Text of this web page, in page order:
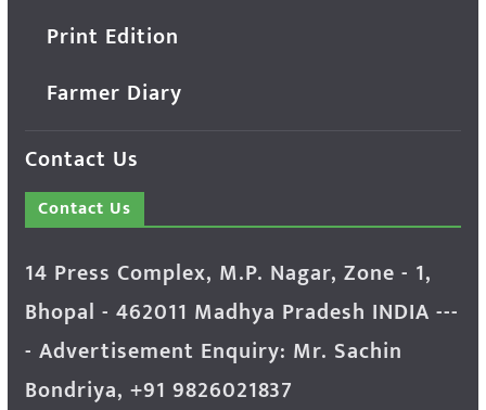
Print Edition
Farmer Diary
Contact Us
Contact Us
14 Press Complex, M.P. Nagar, Zone - 1,
Bhopal - 462011 Madhya Pradesh INDIA ---
- Advertisement Enquiry: Mr. Sachin
Bondriya, +91 9826021837